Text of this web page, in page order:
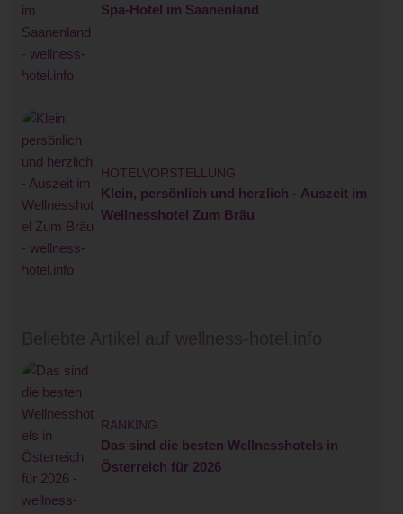
Spa-Hotel im Saanenland
HOTELVORSTELLUNG
Klein, persönlich und herzlich - Auszeit im
Wellnesshotel Zum Bräu
Beliebte Artikel auf wellness-hotel.info
RANKING
Das sind die besten Wellnesshotels in
Österreich für 2026